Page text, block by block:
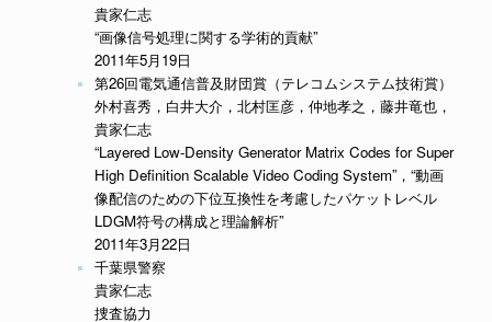
貴家仁志
“画像信号処理に関する学術的貢献”
2011年5月19日
第26回電気通信普及財団賞（テレコムシステム技術賞）
外村喜秀，白井大介，北村匡彦，仲地孝之，藤井竜也，
貴家仁志
“Layered Low-Density Generator Matrix Codes for Super
High Definition Scalable Video Coding System”，“動画
像配信のための下位互換性を考慮したパケットレベル
LDGM符号の構成と理論解析”
2011年3月22日
千葉県警察
貴家仁志
捜査協力